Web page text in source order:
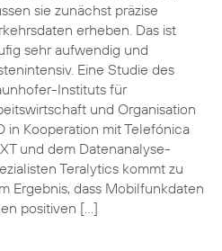
sie zunächst präzise
erheben. Das ist
sehr aufwendig und
Eine Studie des
Instituts für
und Organisation
in Kooperation mit Telefónica
und dem Datenanalyse-
Teralytics kommt zu
Ergebnis, dass Mobilfunkdaten
positiven […]